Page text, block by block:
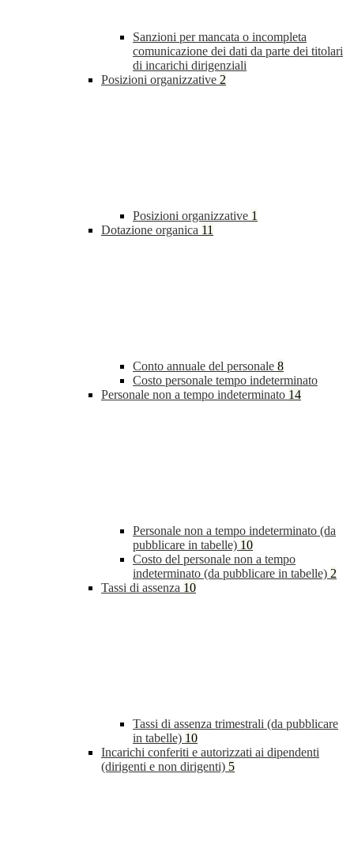
Sanzioni per mancata o incompleta
comunicazione dei dati da parte dei titolari
di incarichi dirigenziali
Posizioni organizzative 2
Posizioni organizzative 1
Dotazione organica 11
Conto annuale del personale 8
Costo personale tempo indeterminato
Personale non a tempo indeterminato 14
Personale non a tempo indeterminato (da
pubblicare in tabelle) 10
Costo del personale non a tempo
indeterminato (da pubblicare in tabelle) 2
Tassi di assenza 10
Tassi di assenza trimestrali (da pubblicare
in tabelle) 10
Incarichi conferiti e autorizzati ai dipendenti
(dirigenti e non dirigenti) 5